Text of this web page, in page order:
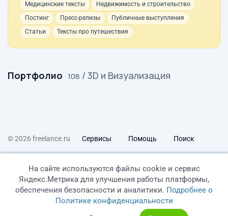
Медицинские тексты
Недвижимость и строительство
Постинг
Пресс-релизы
Публичные выступления
Статьи
Тексты про путешествия
Портфолио · 108 / 3D и Визуализация
© 2026 freelance.ru Сервисы Помощь Поиск
Дисклеймер о ЗоЗПП Отказ от ответственности
На сайте используются файлы cookie и сервис
Яндекс.Метрика для улучшения работы платформы,
обеспечения безопасности и аналитики. Подробнее о
Политике конфиденциальности